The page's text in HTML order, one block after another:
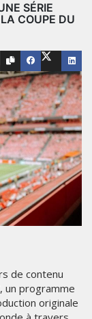
SÉRIE
COUPE DU
de contenu
un programme
originale